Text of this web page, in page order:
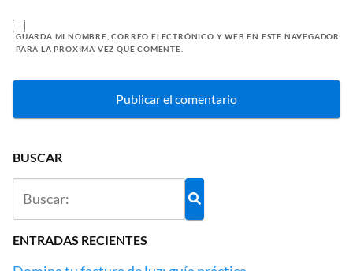
GUARDA MI NOMBRE, CORREO ELECTRÓNICO Y WEB EN ESTE NAVEGADOR
PARA LA PRÓXIMA VEZ QUE COMENTE.
BUSCAR
ENTRADAS RECIENTES